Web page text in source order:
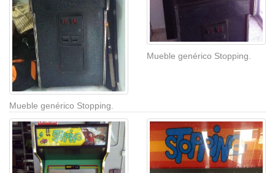
Mueble genérico Stopping.
Mueble genérico Stopping.